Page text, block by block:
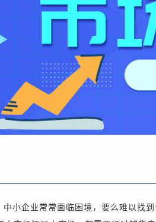
中小企业常常面临困境，要么难以找